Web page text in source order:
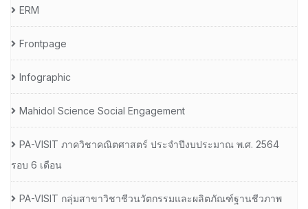
ERM
Frontpage
Infographic
Mahidol Science Social Engagement
PA-VISIT ภาควิชาคณิตศาสตร์ ประจำปีงบประมาณ พ.ศ. 2564
รอบ 6 เดือน
PA-VISIT กลุ่มสาขาวิชาชีวนวัตกรรมและผลิตภัณฑ์ฐานชีวภาพ